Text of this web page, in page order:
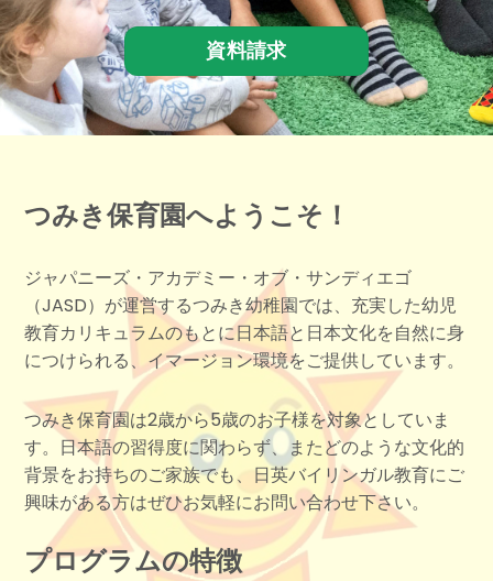
資料請求
つみき保育園へようこそ！
ジャパニーズ・アカデミー・オブ・サンディエゴ
（JASD）が運営するつみき幼稚園では、充実した幼児
教育カリキュラムのもとに日本語と日本文化を自然に身
につけられる、イマージョン環境をご提供しています。
つみき保育園は2歳から5歳のお子様を対象としていま
す。日本語の習得度に関わらず、またどのような文化的
背景をお持ちのご家族でも、日英バイリンガル教育にご
興味がある方はぜひお気軽にお問い合わせ下さい。
プログラムの特徴